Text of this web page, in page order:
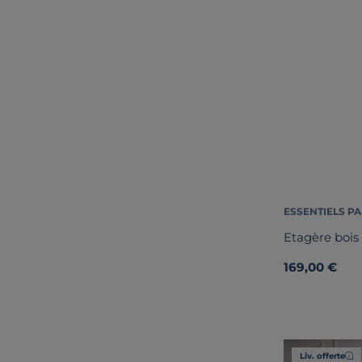
ESSENTIELS
Etagère bois
169,00 €
Liv. offerte